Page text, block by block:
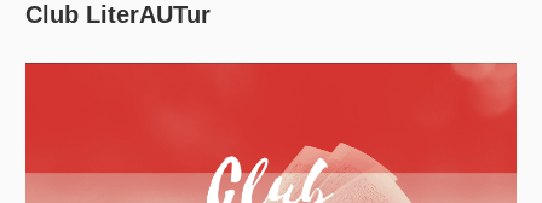
Club LiterAUTur